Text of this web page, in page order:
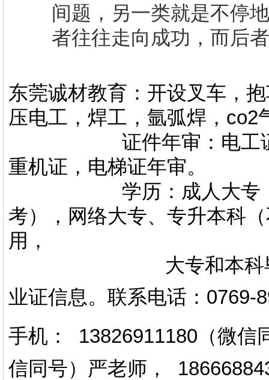
间题，另一类就是不停
者往往走向成功，而后
东莞诚材教育：开设叉车，
压电工，焊工，氩弧焊，co2
证件年审：电工证，
重机证，电梯证年审。
学历：成人大专，专
考），网络大专、专升本科
用，
大专和本科毕业证
业证信息。 联系电话 ： 0769-
手机： 13826911180（微信
信同号）严老师 ，